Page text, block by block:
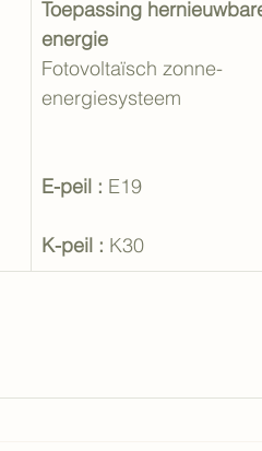
Toepassing
energie
Fotovoltaïsch zonne-
energiesysteem
E-peil : E19
K-peil : K30